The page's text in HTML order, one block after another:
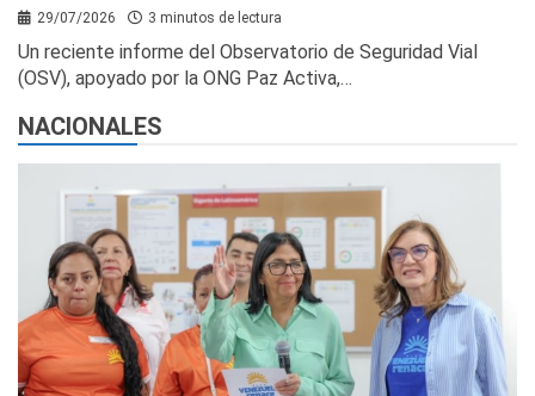
29/07/2026 3 minutos de lectura
Un reciente informe del Observatorio de Seguridad Vial
(OSV), apoyado por la ONG Paz Activa,…
NACIONALES